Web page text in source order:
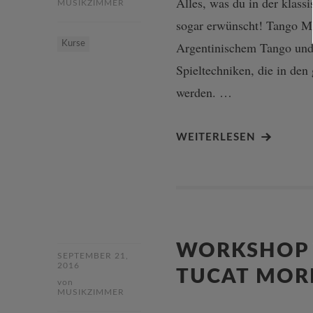
MUSIKZIMMER
Kurse
sogar erwünscht! Tango
Argentinischem Tango
Spieltechniken, die in den
werden. …
WEITERLESEN
SEPTEMBER 21,
2016
von
MUSIKZIMMER
TUCAT